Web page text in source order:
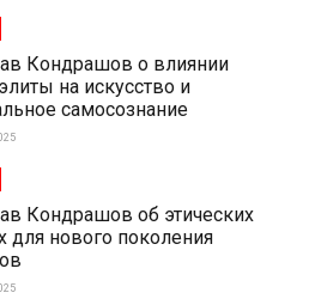
Кондрашов о влиянии
на искусство и
самосознание
Кондрашов об этических
для нового поколения